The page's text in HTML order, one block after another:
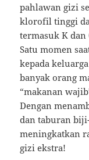
pahlawan gizi
klorofil tinggi
termasuk K
Satu momen
kepada
banyak orang
“makanan
Dengan
dan taburan
meningkatkan
gizi ekstra!